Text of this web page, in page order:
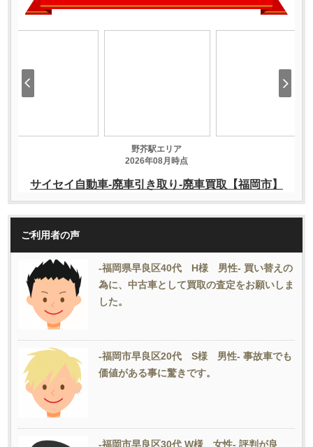
ご利用者の声
-福岡県早良区40代 H様 男性- 買い替えの
為に、中古車として買取の査定をお願いしま
した。
-福岡市早良区20代 S様 男性- 事故車でも
価値がある事に驚きです。
-福岡市早良区30代 W様 女性- 評判が良